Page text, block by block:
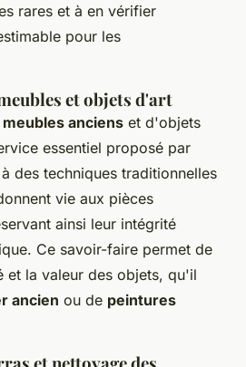
rares et à en vérifier
pour les
et objets d'art
anciens et d'objets
essentiel proposé par
des techniques traditionnelles
vie aux pièces
ainsi leur intégrité
Ce savoir-faire permet de
et la valeur des objets, qu'il
ancien ou de peintures